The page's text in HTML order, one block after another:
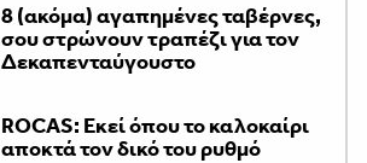
8 (ακόμα) αγαπημένες ταβέρνες,
σου στρώνουν τραπέζι για τον
Δεκαπενταύγουστο
ROCAS: Εκεί όπου το καλοκαίρι
αποκτά τον δικό του ρυθμό